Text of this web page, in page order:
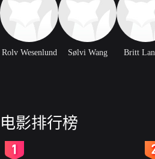
Rolv Wesenlund Sølvi Wang
Britt
电影排行榜